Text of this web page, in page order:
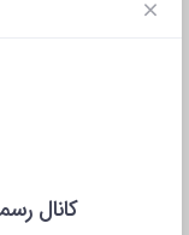
Access
Organization
کانال